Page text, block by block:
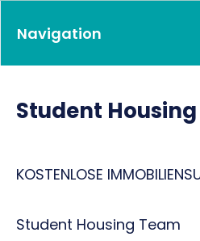
Student Housing
KOSTENLOSE
Student Housing Team
Navigation